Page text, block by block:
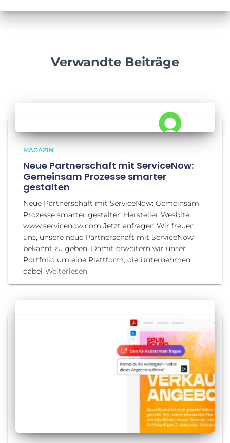
Verwandte Beiträge
MAGAZIN
Neue Partnerschaft mit ServiceNow:
Gemeinsam Prozesse smarter
gestalten
Neue Partnerschaft mit ServiceNow: Gemeinsam
Prozesse smarter gestalten Hersteller Wesbite:
www.servicenow.com Jetzt anfragen Wir freuen
uns, unsere neue Partnerschaft mit ServiceNow
bekannt zu geben. Damit erweitern wir unser
Portfolio um eine Plattform, die Unternehmen
dabei Weiterlesen